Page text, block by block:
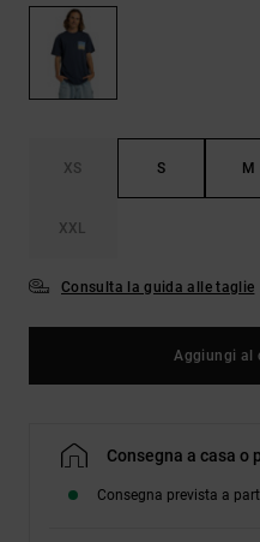
XS S M
XXL
Consulta la guida alle taglie
Aggiungi al
Consegna a casa o
Consegna prevista a